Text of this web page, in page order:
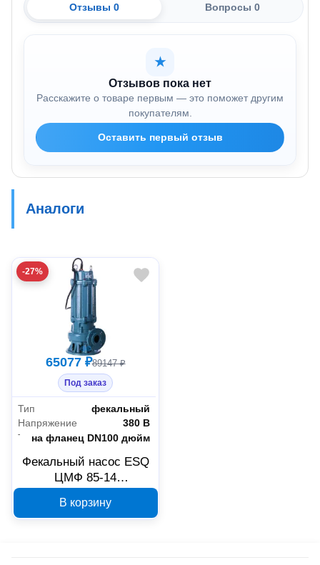
Отзывы 0 Вопросы 0
★
Отзывов пока нет
Расскажите о товаре первым — это поможет другим
покупателям.
Оставить первый отзыв
Аналоги
-27%
65077 ₽89147 ₽
Под заказ
Тип
фекальный
Напряжение
380 В
Трубное соединениена фланец DN100 дюйм
Фекальный насос ESQ
ЦМФ 85-14
В корзину